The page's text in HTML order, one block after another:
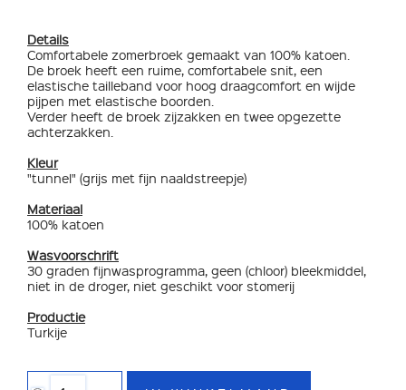
Details
Comfortabele zomerbroek gemaakt van 100% katoen.
De broek heeft een ruime, comfortabele snit, een
elastische tailleband voor hoog draagcomfort en wijde
pijpen met elastische boorden.
Verder heeft de broek zijzakken en twee opgezette
achterzakken.
Kleur
"tunnel" (grijs met fijn naaldstreepje)
Materiaal
100% katoen
Wasvoorschrift
30 graden fijnwasprogramma, geen (chloor) bleekmiddel,
niet in de droger, niet geschikt voor stomerij
Productie
Turkije